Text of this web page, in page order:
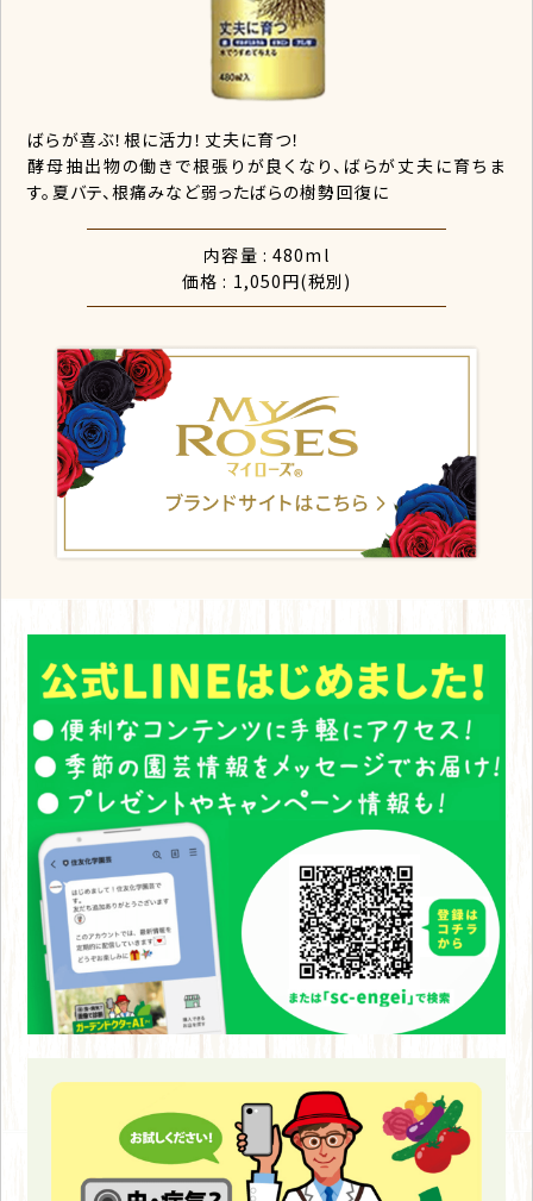
ばらが喜ぶ！根に活力！丈夫に育つ！
酵母抽出物の働きで根張りが良くなり、ばらが丈夫に育ちま
す。夏バテ、根痛みなど弱ったばらの樹勢回復に
内容量 : 480ml
価格 : 1,050円(税別)